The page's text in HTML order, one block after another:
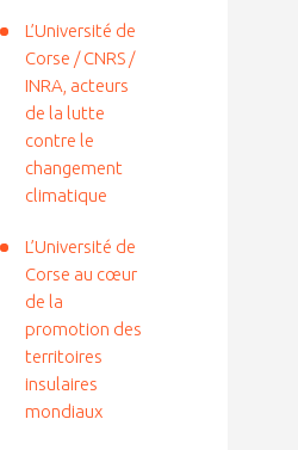
L’Université de
Corse / CNRS /
INRA, acteurs
de la lutte
contre le
changement
climatique
L’Université de
Corse au cœur
de la
promotion des
territoires
insulaires
mondiaux